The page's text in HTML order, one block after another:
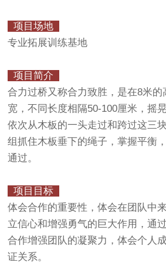
项目场地
专业拓展训练基地
项目简介
合力过桥又称合力致胜，是在8米的
宽，不同长度相隔50-100厘米，摇
依次从木板的一头走过和跨过这三
组抓住木板垂下的绳子，掌握平衡
通过。
项目目标
体会合作的重要性，体会在团队中
立信心和增强勇气的巨大作用，通
合作增强团队的凝聚力，体会个人
证关系。